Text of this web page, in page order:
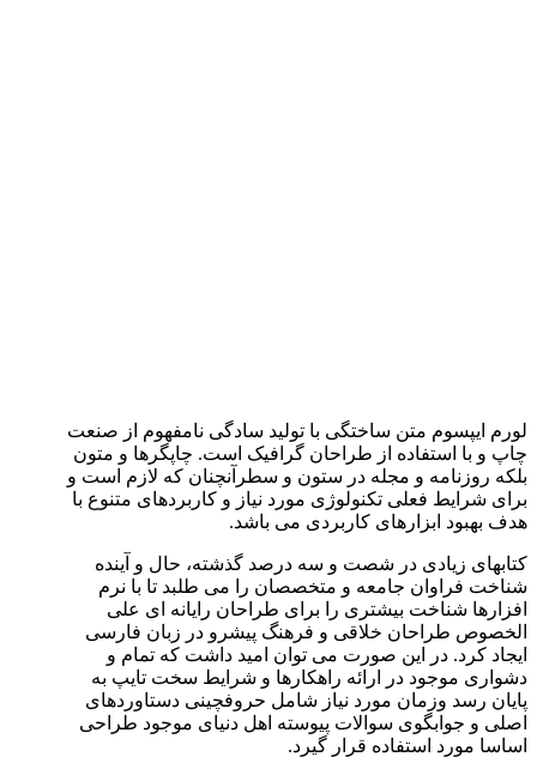
لورم ایپسوم متن ساختگی با تولید سادگی نامفهوم از صنعت
چاپ و با استفاده از طراحان گرافیک است. چاپگرها و متون
بلکه روزنامه و مجله در ستون و سطرآنچنان که لازم است و
برای شرایط فعلی تکنولوژی مورد نیاز و کاربردهای متنوع با
هدف بهبود ابزارهای کاربردی می باشد.
کتابهای زیادی در شصت و سه درصد گذشته، حال و آینده
شناخت فراوان جامعه و متخصصان را می طلبد تا با نرم
افزارها شناخت بیشتری را برای طراحان رایانه ای علی
الخصوص طراحان خلاقی و فرهنگ پیشرو در زبان فارسی
ایجاد کرد. در این صورت می توان امید داشت که تمام و
دشواری موجود در ارائه راهکارها و شرایط سخت تایپ به
پایان رسد وزمان مورد نیاز شامل حروفچینی دستاوردهای
اصلی و جوابگوی سوالات پیوسته اهل دنیای موجود طراحی
اساسا مورد استفاده قرار گیرد.